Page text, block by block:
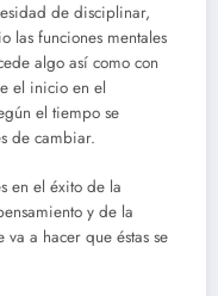
de disciplinar,
funciones mentales
algo así como con
el inicio en el
el tiempo se
de cambiar.
en el éxito de la
y de la
a hacer que éstas se